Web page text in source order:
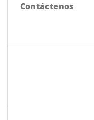
Contáctenos